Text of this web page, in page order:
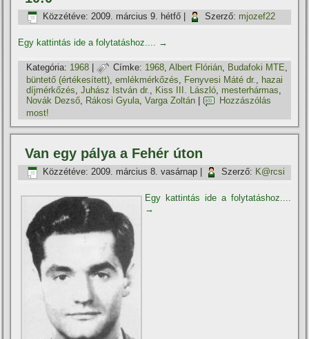
Közzétéve: 2009. március 9. hétfő Szerző: mjozef22
Egy kattintás ide a folytatáshoz.... →
Kategória: 1968 | Címke: 1968,Albert Flórián, Budafoki MTE,
büntető (értékesí­tett),emlékmérkőzés, Fenyvesi Máté dr., hazai
dí­jmérkőzés,Juhász István dr., Kiss III. László, mesterhármas,
Novák Dezső, Rákosi Gyula,Varga Zoltán
Hozzászólás
most!
Van egy pálya a Fehér úton
Közzétéve: 2009. március 8. vasárnap Szerző: K@rcsi
Egy kattintás ide a folytatáshoz....
→